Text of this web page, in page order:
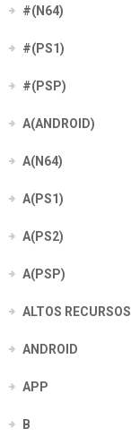
#(N64)
#(PS1)
#(PSP)
A(ANDROID)
A(N64)
A(PS1)
A(PS2)
A(PSP)
ALTOS RECURSOS
ANDROID
APP
B